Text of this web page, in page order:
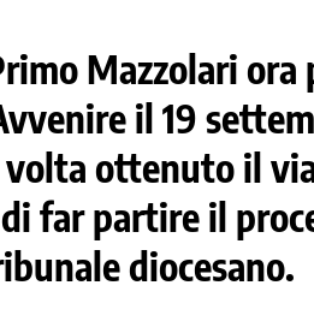
Mazzolari ora
il 19
volta ottenuto il
far partire il
diocesano.